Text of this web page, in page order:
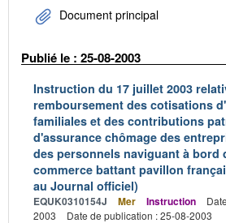
Document principal
Publié le : 25-08-2003
Instruction du 17 juillet 2003
remboursement des cotisations
familiales et des contributions
d'assurance chômage des
des personnels naviguant à bord
commerce battant pavillon
au Journal officiel)
EQUK0310154J Mer Instruction
2003
Date de publication : 25-08-2003